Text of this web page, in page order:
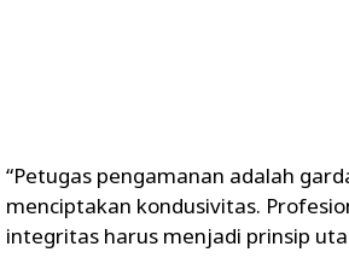
“Petugas pengamanan adalah
menciptakan kondusivitas.
integritas harus menjadi prinsip